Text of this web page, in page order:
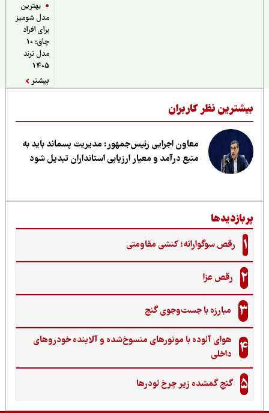
بهترین
مدل شومیز
برای افراد
چاق؛ 10
مدل ترند
نظر کاربران
معاون اجرایی رئیس‌جمهور: مدیریت پسماند باید به
منبع درآمد و معیار ارزیابی استانداران تبدیل شود
رقص سوگوارانه؛ کنشی مقاومتی
رقص عزا
مبارزه با جست‌وجوی گنج‌
هوای آلوده با موتورهای منسوخ‌شده و آلاینده خودروهای
داخلی
گنجِ گمشده زیر چرخ لودرها